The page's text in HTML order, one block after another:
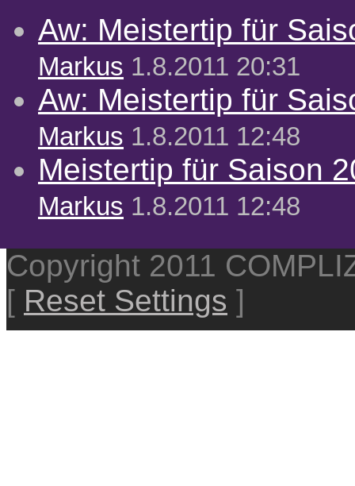
Aw: Meistertip für
Markus 1.8.2011 20:31
Aw: Meistertip für
Markus 1.8.2011 12:48
Meistertip für Saison
Markus 1.8.2011 12:48
Copyright 2011
[ Reset Settings ]